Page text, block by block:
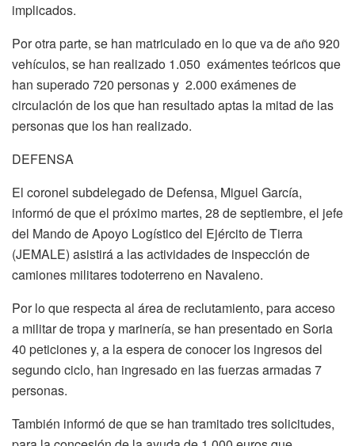
implicados.
Por otra parte, se han matriculado en lo que va de año 920
vehículos, se han realizado 1.050 exámentes teóricos que
han superado 720 personas y 2.000 exámenes de
circulación de los que han resultado aptas la mitad de las
personas que los han realizado.
DEFENSA
El coronel subdelegado de Defensa, Miguel García,
informó de que el próximo martes, 28 de septiembre, el jefe
del Mando de Apoyo Logístico del Ejército de Tierra
(JEMALE) asistirá a las actividades de inspección de
camiones militares todoterreno en Navaleno.
Por lo que respecta al área de reclutamiento, para acceso
a militar de tropa y marinería, se han presentado en Soria
40 peticiones y, a la espera de conocer los ingresos del
segundo ciclo, han ingresado en las fuerzas armadas 7
personas.
También informó de que se han tramitado tres solicitudes,